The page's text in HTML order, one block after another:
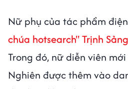
Nữ phụ của tác phẩm
chúa hotsearch" Trịnh Sảng
Trong đó, nữ diễn viên
Nghiên được thêm vào